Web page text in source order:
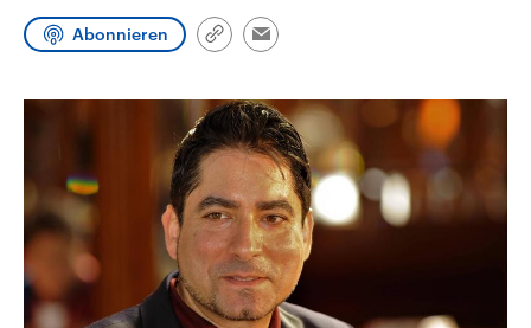
Wahl.
Audio-Archiv
Abonnieren
Link
Email